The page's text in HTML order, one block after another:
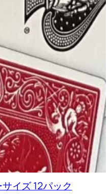
イズ 12パック